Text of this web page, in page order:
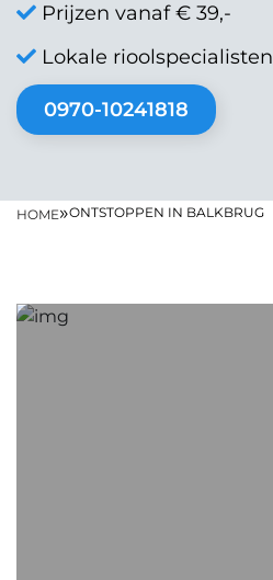
Prijzen vanaf € 39,-
Lokale rioolspecialisten
0970-10241818
HOME»ONTSTOPPEN IN BALKBRUG